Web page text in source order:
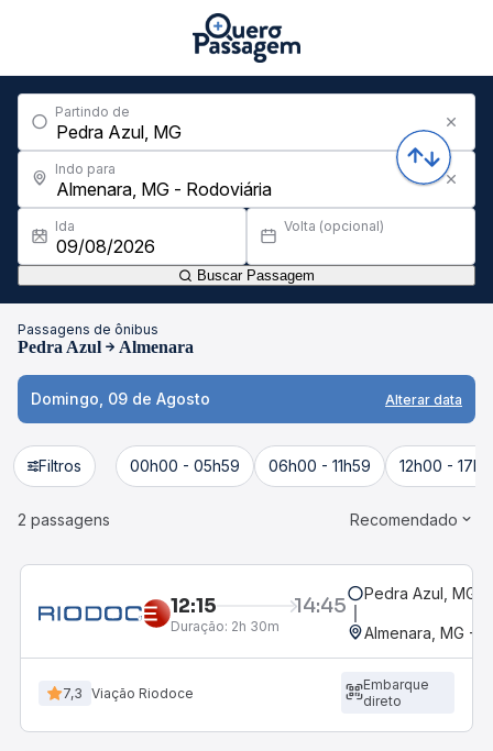
Partindo de
Indo para
Ida Volta (opcional)
Buscar Passagem
Passagens de ônibus
Pedra Azul Almenara
Domingo, 09 de Agosto Alterar data
Filtros 00h00 - 05h59 06h00 - 11h59 12h00 -
2 passagens Recomendado
12:15 14:45
Duração: 2h 30m
Pedra Azul, MG
Almenara, MG -
7,3 Viação Riodoce
Embarque
direto